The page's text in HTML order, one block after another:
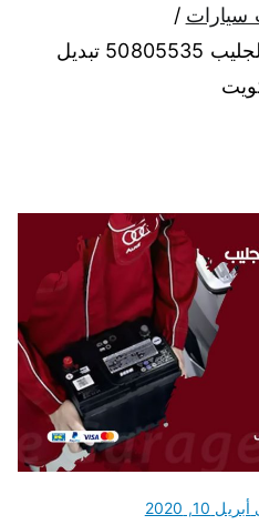
سيارات
تبديل بطارية سيارة غرب الجليب 50805535 تبديل
أبريل 10, 2020